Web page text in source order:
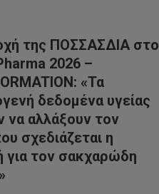
της ΠΟΣΣΑΣΔΙΑ στο
2026 –
«Τα
δεδομένα υγείας
να αλλάξουν τον
σχεδιάζεται η
για τον σακχαρώδη